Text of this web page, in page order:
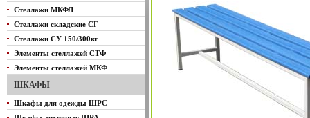
Стеллажи МКФЛ
Стеллажи складские СГ
Стеллажи СУ 150/300кг
Элементы стеллажей СТФ
Элементы стеллажей МКФ
ШКАФЫ
Шкафы для одежды ШРС